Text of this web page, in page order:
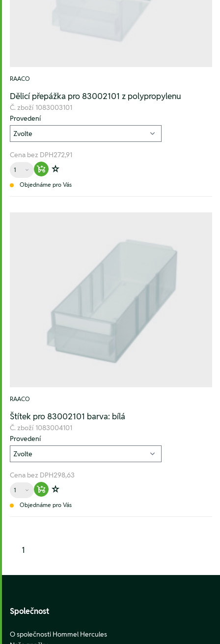
RAACO
Dělicí přepážka pro 83002101 z polypropylenu
Č. zboží 1083003101
Provedení
Cena bez DPH272,91
Množství
Warenkorb hinzufügen
Zur Wunschliste hinzufügen
Objednáme pro Vás
RAACO
Štítek pro 83002101 barva: bílá
Č. zboží 1083004101
Provedení
Cena bez DPH298,63
Množství
Warenkorb hinzufügen
Zur Wunschliste hinzufügen
Objednáme pro Vás
1
Společnost
O společnosti Hommel Hercules